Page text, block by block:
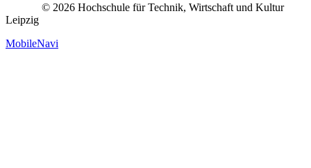
© 2026 Hochschule für Technik, Wirtschaft und Kultur
Leipzig
MobileNavi